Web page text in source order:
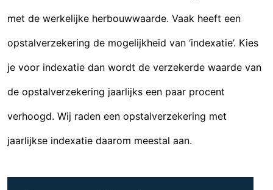
met de werkelijke herbouwwaarde. Vaak heeft een
opstalverzekering de mogelijkheid van ‘indexatie’. Kies
je voor indexatie dan wordt de verzekerde waarde van
de opstalverzekering jaarlijks een paar procent
verhoogd. Wij raden een opstalverzekering met
jaarlijkse indexatie daarom meestal aan.